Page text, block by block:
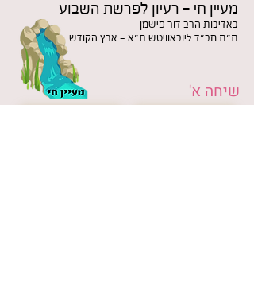
מעיין חי - רעיון לפרשת השבוע
באדיבות הרב דור פישמן
ת"ת חב"ד ליובאוויטש ת"א - ארץ הקודש
שיחה א'